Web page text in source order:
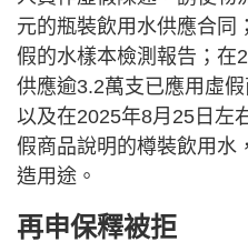
元的瓶裝飲用水供應合同
假的水樣本檢測報告；在
供應逾3.2萬支已應用虛
以及在2025年8月25日左
假商品說明的樽裝飲用水
造用途。
再申保釋被拒